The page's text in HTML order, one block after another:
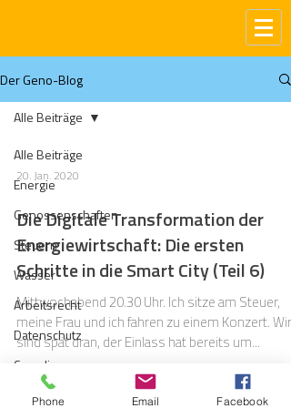
Der Geno-Blog
Alle Beiträge
Energie
Genossenschaften
Steuern
Wasser
Arbeitsrecht
Datenschutz
Compliance
Gas
Alle Beiträge
20. Jan. 2020
Die Digitale Transformation der
Energiewirtschaft: Die ersten
Schritte in die Smart City (Teil 6)
Mittwochabend 20.30 Uhr. Ich sitze am Steuer,
meine Frau und ich fahren zu einem Konzert. Wir
sind spät dran, der Einlass hat bereits um...
Phone Email Facebook